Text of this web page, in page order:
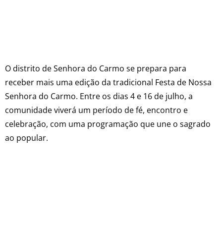
O distrito de Senhora do Carmo se prepara para
receber mais uma edição da tradicional Festa de Nossa
Senhora do Carmo. Entre os dias 4 e 16 de julho, a
comunidade viverá um período de fé, encontro e
celebração, com uma programação que une o sagrado
ao popular.